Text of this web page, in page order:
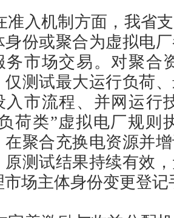
准入机制方面，我省
身份或聚合为虚拟电
务市场交易。对聚合
仅测试最大运行负荷
入市流程、并网运行
荷类”虚拟电厂规则
在聚合充换电资源并
原测试结果持续有效
市场主体身份变更登记